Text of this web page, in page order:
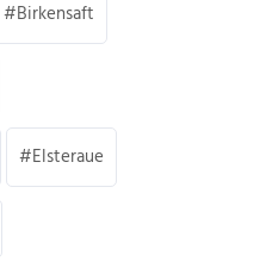
Birkensaft
Elsteraue